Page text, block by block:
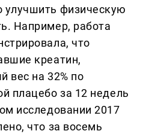
улучшить физическую
Например, работа
что
креатин,
вес на 32% по
плацебо за 12 недель
исследовании 2017
что за восемь